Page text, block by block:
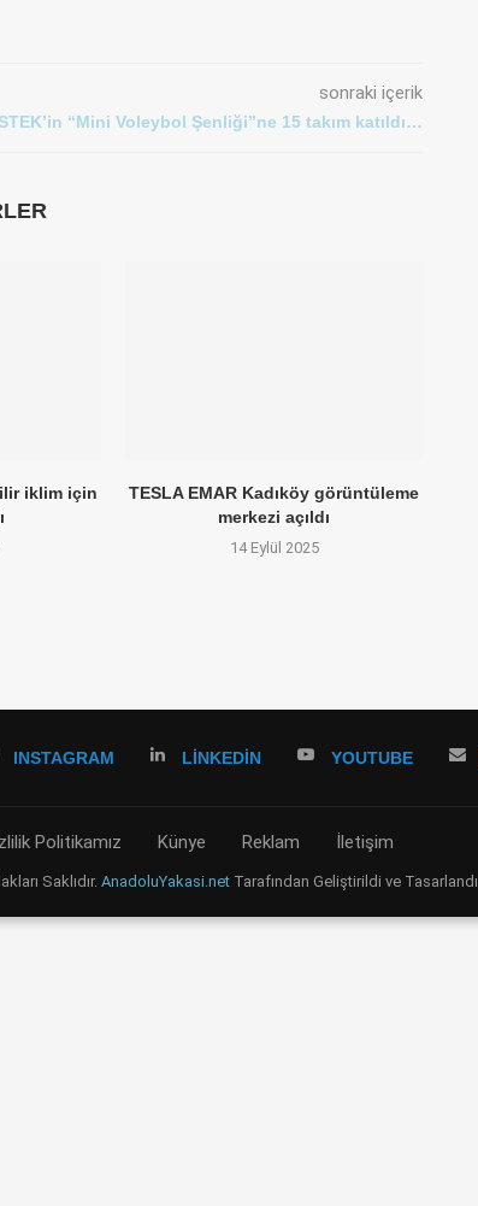
sonraki içerik
“Mini Voleybol Şenliği”ne 15 takım katıldı…
iklim için
TESLA EMAR Kadıköy görüntüleme
merkezi açıldı
14 Eylül 2025
INSTAGRAM LINKEDIN YOUTUBE
Politikamız Künye Reklam İletişim
Saklıdır. AnadoluYakasi.netTarafından Geliştirildi ve Tasarlandı.